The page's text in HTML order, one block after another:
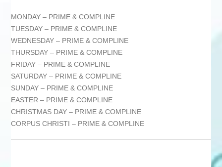
MONDAY – PRIME & COMPLINE
TUESDAY – PRIME & COMPLINE
WEDNESDAY – PRIME & COMPLINE
THURSDAY – PRIME & COMPLINE
FRIDAY – PRIME & COMPLINE
SATURDAY – PRIME & COMPLINE
SUNDAY – PRIME & COMPLINE
EASTER – PRIME & COMPLINE
CHRISTMAS DAY – PRIME & COMPLINE
CORPUS CHRISTI – PRIME & COMPLINE